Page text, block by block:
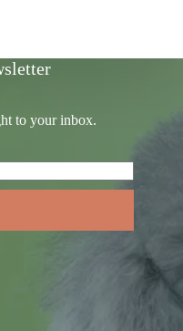
to your inbox.